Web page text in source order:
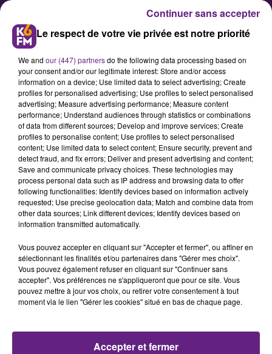
Marché de Noël à Dijon : l'heure
du bilan
Les quelques 80 commerçants-
exposants qui ont officié pendant
un mois sur les deux marchés de
Noël proposés à Dijon depuis le
rangé leurs étals en ce début
d'année 2017 : c'est l'heure du bilan
après un mois de vente et
Publié : 3 janvier 2017 à 6h16 par 45
Le respect de votre vie privée est notre priorité
We and our (447) partnersdo the following data processing based on
your consent and/or our legitimate interest: Store and/or access
information on a device; Use limited data to select advertising; Create
profiles for personalised advertising; Use profiles to select personalised
advertising; Measure advertising performance; Measure content
performance; Understand audiences through statistics or combinations
of data from different sources; Develop and improve services; Create
profiles to personalise content; Use profiles to select personalised
content; Use limited data to select content; Ensure security, prevent and
detect fraud, and fix errors; Deliver and present advertising and content;
Save and communicate privacy choices. These technologies may
process personal data such as IP address and browsing data to offer
following functionalities: Identify devices based on information actively
requested; Use precise geolocation data; Match and combine data from
other data sources; Link different devices; Identify devices based on
information transmitted automatically.
Vous pouvez accepter en cliquant sur "Accepter et fermer", ou affiner en
sélectionnant les finalités et/ou partenaires dans "Gérer mes choix".
Vous pouvez également refuser en cliquant sur "Continuer sans
accepter". Vos préférences ne s'appliqueront que pour ce site. Vous
pouvez mettre à jour vos choix, ou retirer votre consentement à tout
moment via le lien "Gérer les cookies" situé en bas de chaque page.
Accepter et fermer
Continuer sans accepter